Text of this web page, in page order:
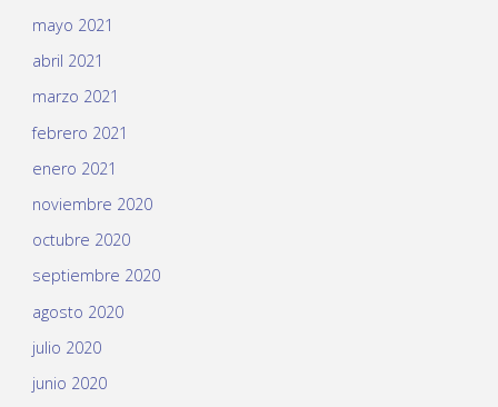
mayo 2021
abril 2021
marzo 2021
febrero 2021
enero 2021
noviembre 2020
octubre 2020
septiembre 2020
agosto 2020
julio 2020
junio 2020